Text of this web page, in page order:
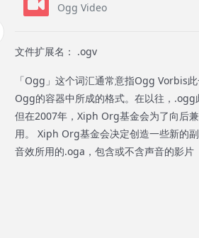
Ogg Video
文件扩展名： .ogv
「Ogg」这个词汇通常意指Ogg Vorbis
Ogg的容器中所成的格式。在以往，
但在2007年，Xiph Org基金会为了向后
用。 Xiph Org基金会决定创造一些新的
音效所用的.oga，包含或不含声音的影片